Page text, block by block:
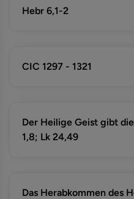
Hebr 6,1-2
CIC 1297 - 1321
Der Heilige Geist gibt
1,8; Lk 24,49
Das Herabkommen des